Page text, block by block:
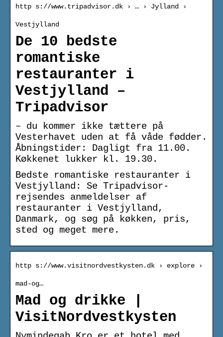
http s://www.tripadvisor.dk › … › Jylland ›
Vestjylland
De 10 bedste
romantiske
restauranter i
Vestjylland –
Tripadvisor
– du kommer ikke tættere på
Vesterhavet uden at få våde fødder.
Åbningstider: Dagligt fra 11.00.
Køkkenet lukker kl. 19.30.
Bedste romantiske restauranter i
Vestjylland: Se Tripadvisor-
rejsendes anmeldelser af
restauranter i Vestjylland,
Danmark, og søg på køkken, pris,
sted og meget mere.
http s://www.visitnordvestkysten.dk › explore ›
mad-og…
Mad og drikke |
VisitNordvestkysten